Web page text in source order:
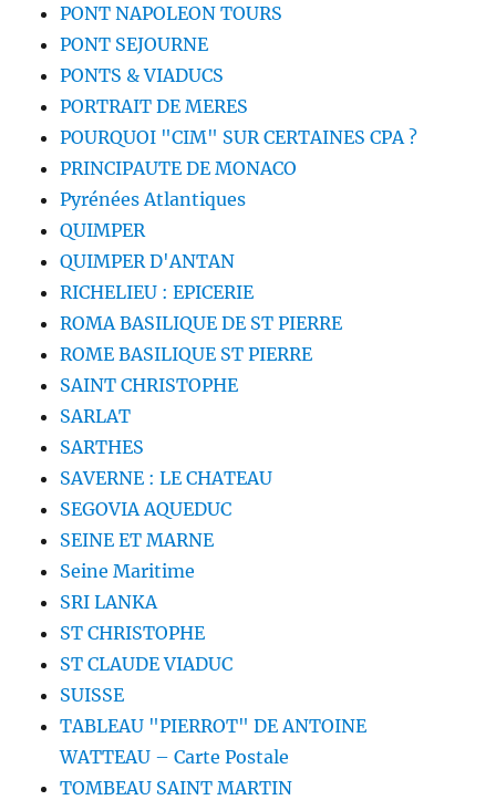
PONT NAPOLEON TOURS
PONT SEJOURNE
PONTS & VIADUCS
PORTRAIT DE MERES
POURQUOI "CIM" SUR CERTAINES CPA ?
PRINCIPAUTE DE MONACO
Pyrénées Atlantiques
QUIMPER
QUIMPER D'ANTAN
RICHELIEU : EPICERIE
ROMA BASILIQUE DE ST PIERRE
ROME BASILIQUE ST PIERRE
SAINT CHRISTOPHE
SARLAT
SARTHES
SAVERNE : LE CHATEAU
SEGOVIA AQUEDUC
SEINE ET MARNE
Seine Maritime
SRI LANKA
ST CHRISTOPHE
ST CLAUDE VIADUC
SUISSE
TABLEAU "PIERROT" DE ANTOINE
WATTEAU – Carte Postale
TOMBEAU SAINT MARTIN